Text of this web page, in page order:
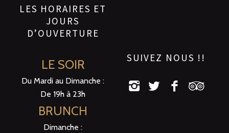
LES HORAIRES ET
JOURS
D’OUVERTURE
LE SOIR
Du Mardi au Dimanche :
De 19h à 23h
BRUNCH
Dimanche :
SUIVEZ NOUS !!